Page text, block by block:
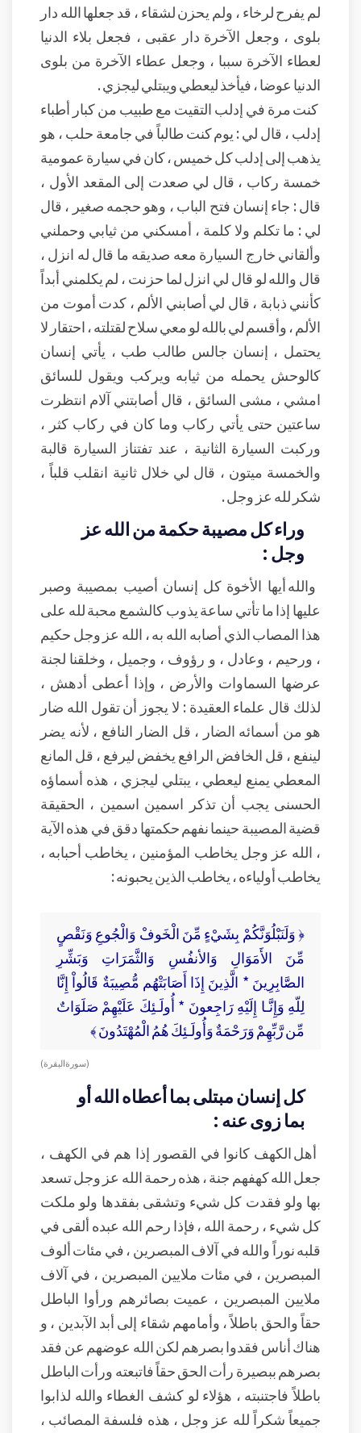
لم يفرح لرخاء ، ولم يحزن لشقاء ، قد جعلها الله دار
بلوى ، وجعل الآخرة دار عقبى ، فجعل بلاء الدنيا
لعطاء الآخرة سببا ، وجعل عطاء الآخرة من بلوى
الدنيا عوضا ، فيأخذ ليعطي ويبتلي ليجزي .
كنت مرة في إدلب التقيت مع طبيب من كبار أطباء
إدلب ، قال لي : يوم كنت طالباً في جامعة حلب ، هو
يذهب إلى إدلب كل خميس ، كان في سيارة عمومية
خمسة ركاب ، قال لي صعدت إلى المقعد الأول ،
قال : جاء إنسان فتح الباب ، وهو حجمه صغير ، قال
لي : ما تكلم ولا كلمة ، أمسكني من ثيابي وحملني
وألقاني خارج السيارة معه صديقه ما قال له انزل ،
قال والله لو قال لي انزل لما حزنت ، لم يكلمني أبداً
كأنني ذبابة ، قال لي أصابني الألم ، كدت أموت من
الألم ، وأقسم لي بالله لو معي سلاح لقتلته ، احتقار لا
يحتمل ، إنسان جالس طالب طب ، يأتي إنسان
كالوحش يحمله من ثيابه ويركب ويقول للسائق
امشي ، مشى السائق ، قال أصابتني آلام انتظرت
ساعتين حتى يأتي ركاب وما كان في ركاب كثر ،
وركبت السيارة الثانية ، عند تفتناز السيارة قالبة
والخمسة ميتون ، قال لي خلال ثانية انقلب قلباً ،
شكر لله عز وجل .
وراء كل مصيبة حكمة من الله عز
وجل :
والله أيها الأخوة كل إنسان أصيب بمصيبة وصبر
عليها إذا ما تأتي ساعة يذوب كالشمع محبة لله على
هذا المصاب الذي أصابه الله به ، الله عز وجل حكيم
، ورحيم ، وعادل ، و رؤوف ، وجميل ، وخلقنا لجنة
عرضها السماوات والأرض ، وإذا أعطى أدهش ،
لذلك قال علماء العقيدة : لا يجوز أن تقول الله ضار
هو من أسمائه الضار ، قل الضار النافع ، لأنه يضر
لينفع ، قل الخافض الرافع يخفض ليرفع ، قل المانع
المعطي يمنع ليعطي ، يبتلي ليجزي ، هذه أسماؤه
الحسنى يجب أن تذكر اسمين اسمين ، الحقيقة
قضية المصيبة حينما نفهم حكمتها دقق في هذه الآية
، الله عز وجل يخاطب المؤمنين ، يخاطب أحبابه ،
يخاطب أولياءه ، يخاطب الذين يحبونه :
﴿ وَلَنَبْلُوَنَّكُمْ بِشَيْءٍ مِّنَ الْخَوفْ وَالْجُوعِ وَنَقْصٍ
مِّنَ الأَمَوَالِ وَالأنفُسِ وَالثَّمَرَاتِ وَبَشِّرِ
الصَّابِرِينَ * الَّذِينَ إِذَا أَصَابَتْهُم مُّصِيبَةٌ قَالُواْ إِنَّا
لِلّهِ وَإِنَّـا إِلَيْهِ رَاجِعونَ * أُولَـئِكَ عَلَيْهِمْ صَلَوَاتٌ
مِّن رَّبِّهِمْ وَرَحْمَةٌ وَأُولَـئِكَ هُمُ الْمُهْتَدُونَ ﴾
( سورة البقرة )
كل إنسان مبتلى بما أعطاه الله أو
بما زوى عنه :
أهل الكهف كانوا في القصور إذا هم في الكهف ،
جعل الله كهفهم جنة ، هذه رحمة الله عز وجل تسعد
بها ولو فقدت كل شيء وتشقى بفقدها ولو ملكت
كل شيء ، رحمة الله ، فإذا رحم الله عبده ألقى في
قلبه نوراً والله في آلاف المبصرين ، في مئات ألوف
المبصرين ، في مئات ملايين المبصرين ، في آلاف
ملايين المبصرين ، عميت بصائرهم ورأوا الباطل
حقاً والحق باطلاً ، وأمامهم شقاء إلى أبد الآبدين ، و
هناك أناس فقدوا بصرهم لكن الله عوضهم عن فقد
بصرهم ببصيرة رأت الحق حقاً فاتبعته ورأت الباطل
باطلاً فاجتنبته ، هؤلاء لو كشف الغطاء والله لذابوا
جميعاً شكراً لله عز وجل ، هذه فلسفة المصائب ،